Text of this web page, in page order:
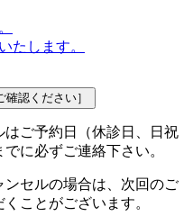
たします。
確認ください］
ご予約日（休診日、日祝
に必ずご連絡下さい。
セルの場合は、次回のご
ことがございます。